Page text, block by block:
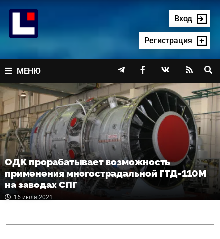
содержимому
Вход
Регистрация
МЕНЮ    
ОДК прорабатывает возможность
применения многострадальной ГТД-110М
на заводах СПГ
16 июля 2021